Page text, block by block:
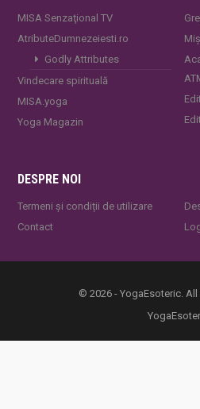
MISA Senzaţional TV
AtributeDumnezeiesti.ro
Godly Attributes
Vindecare spirituală
MISA.yoga
Yoga Magazin
DESPRE NOI
Termeni și condiții de utilizare
Contact
© 2026 - YogaEsoteric. All